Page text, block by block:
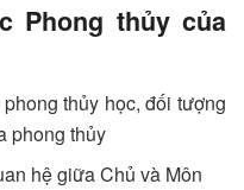
Phong thủy của
thủy học, đối tượng
phong thủy
hệ giữa Chủ và Môn